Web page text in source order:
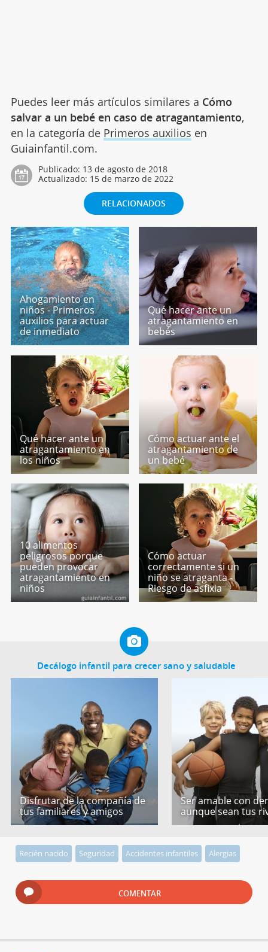
Puedes leer más artículos similares a Cómo
salvar a un bebé en caso de atragantamiento,
en la categoría de Primeros auxilios en
Guiainfantil.com.
Publicado: 13 de agosto de 2018
Actualizado: 15 de marzo de 2022
RELACIONADOS
Ahogamiento en
niños - Primeros
auxilios para actuar
de inmediato
Qué hacer ante un
atragantamiento en
bebés
Qué hacer ante un
atragantamiento en
los niños
Cómo actuar ante el
atragantamiento de
un bebé
10 alimentos
peligrosos porque
pueden provocar
atragantamiento en
niños
Cómo actuar
correctamente si un
niño se atraganta -
Riesgo de asfixia
Decálogo infantil para crecer sano y saludable
Disfrutar de la compañía de
tus familiares y amigos
Ser amable con
aunque sean tus
Recién nacido Seguridad Accidentes infantiles Alergias
COMENTAR